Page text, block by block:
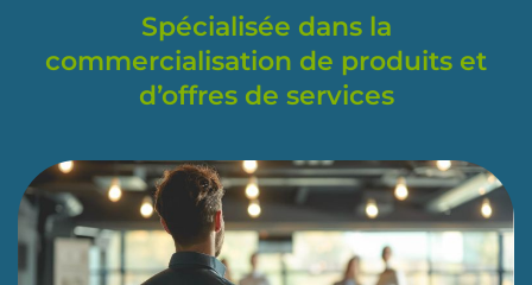
Spécialisée dans la
commercialisation de produits et
d’offres de services